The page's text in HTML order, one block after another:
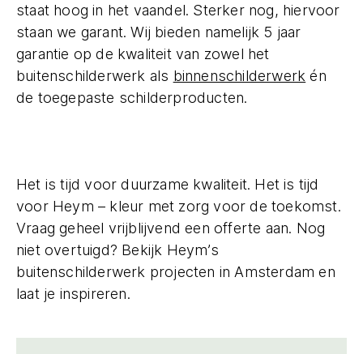
staat hoog in het vaandel. Sterker nog, hiervoor
staan we garant. Wij bieden namelijk 5 jaar
garantie op de kwaliteit van zowel het
buitenschilderwerk als binnenschilderwerk én
de toegepaste schilderproducten.
Het is tijd voor duurzame kwaliteit. Het is tijd
voor Heym – kleur met zorg voor de toekomst.
Vraag geheel vrijblijvend een offerte aan. Nog
niet overtuigd? Bekijk Heym’s
buitenschilderwerk projecten in Amsterdam en
laat je inspireren.